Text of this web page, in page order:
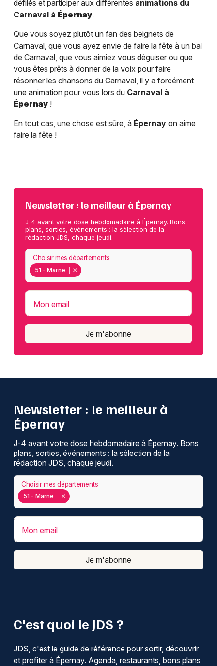
défilés et participer aux différentes animations du
Carnaval à Épernay.
Que vous soyez plutôt un fan des beignets de
Carnaval, que vous ayez envie de faire la fête à un bal
de Carnaval, que vous aimiez vous déguiser ou que
vous êtes prêts à donner de la voix pour faire
résonner les chansons du Carnaval, il y a forcément
une animation pour vous lors du Carnaval à
Épernay !
En tout cas, une chose est sûre, à Épernay on aime
faire la fête !
Newsletter : le meilleur à Épernay
J-4 avant votre dose hebdomadaire à Épernay. Bons
plans, sorties, événements : la sélection de la
rédaction JDS, chaque jeudi.
51 - Marne
Choisir mes départements
Mon email
Je m'abonne
C'est quoi le JDS ?
JDS, c'est le guide de référence pour sortir, découvrir
et profiter à Épernay. Agenda, restaurants, bons plans
Newsletter : le meilleur à
Épernay
J-4 avant votre dose hebdomadaire à Épernay. Bons
plans, sorties, événements : la sélection de la
rédaction JDS, chaque jeudi.
51 - Marne
Choisir mes départements
Mon email
Je m'abonne